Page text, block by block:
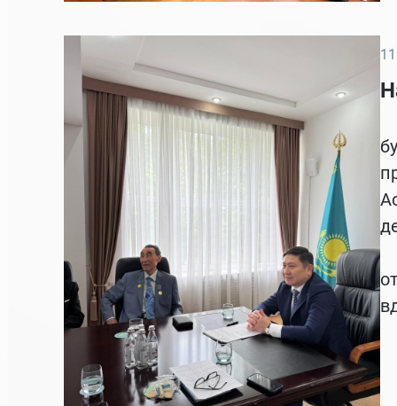
Напишите нам